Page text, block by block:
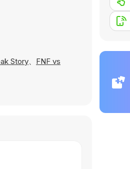
Story、 FNF vs